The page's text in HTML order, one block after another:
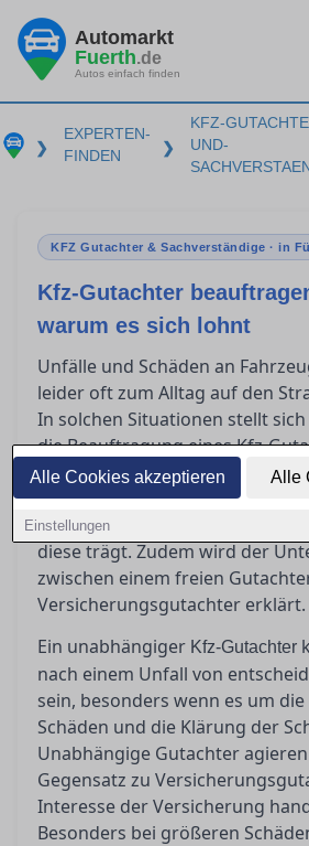
Alle Cookies akzeptieren Alle
Einstellungen
Automarkt
Fuerth.de
Autos einfach finden
❯
EXPERTEN-
FINDEN
❯
KFZ-
UND-
KFZ Gutachter & Sachverständige · in
Kfz-Gutachter
warum es sich lohnt
Unfälle und Schäden an
leider oft zum Alltag auf den
In solchen Situationen stellt
die Beauftragung eines Kfz-
Dieser Ratgeber bietet
erläutert, wann ein
unverzichtbar ist, welche
diese trägt. Zudem wird der
zwischen einem freien
Versicherungsgutachter erklärt.
Ein unabhängiger Kfz-Gutachter
nach einem Unfall von
sein, besonders wenn es um
Schäden und die Klärung der
Unabhängige Gutachter
Gegensatz zu
Interesse der Versicherung
Besonders bei größeren